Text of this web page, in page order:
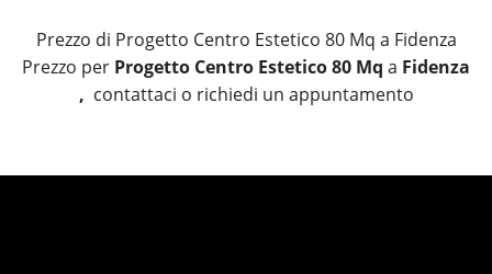
Prezzo di Progetto Centro Estetico 80 Mq a Fidenza
Prezzo per Progetto Centro Estetico 80 Mq a Fidenza
, contattaci o richiedi un appuntamento